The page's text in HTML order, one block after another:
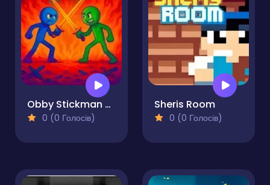
Obby Stickman - On Swords
0 (0 Голосів)
Sheris Room
0 (0 Голосів)